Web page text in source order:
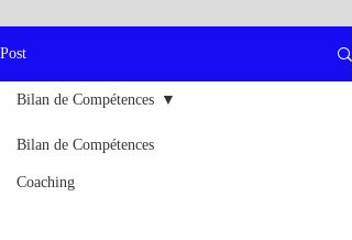
Post
Bilan de Compétences
Coaching
Bilan de Compétences